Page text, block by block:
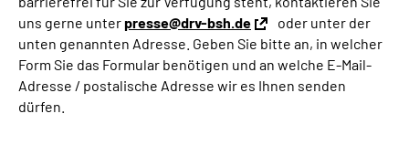
uns gerne unterpresse@drv-bsh.de
oder unter der
unten genannten Adresse. Geben Sie bitte an, in welcher
Form Sie das Formular benötigen und an welche E-Mail-
Adresse / postalische Adresse wir es Ihnen senden
dürfen.